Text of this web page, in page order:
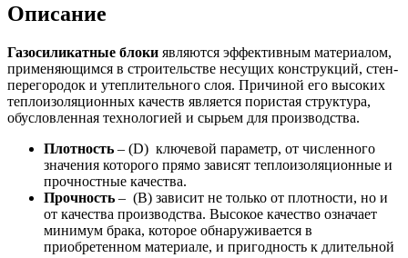
Описание
Газосиликатные блоки являются эффективным материалом,
применяющимся в строительстве несущих конструкций, стен-
перегородок и утеплительного слоя. Причиной его высоких
теплоизоляционных качеств является пористая структура,
обусловленная технологией и сырьем для производства.
Плотность – (D) ключевой параметр, от численного
значения которого прямо зависят теплоизоляционные и
прочностные качества.
Прочность – (B) зависит не только от плотности, но и
от качества производства. Высокое качество означает
минимум брака, которое обнаруживается в
приобретенном материале, и пригодность к длительной